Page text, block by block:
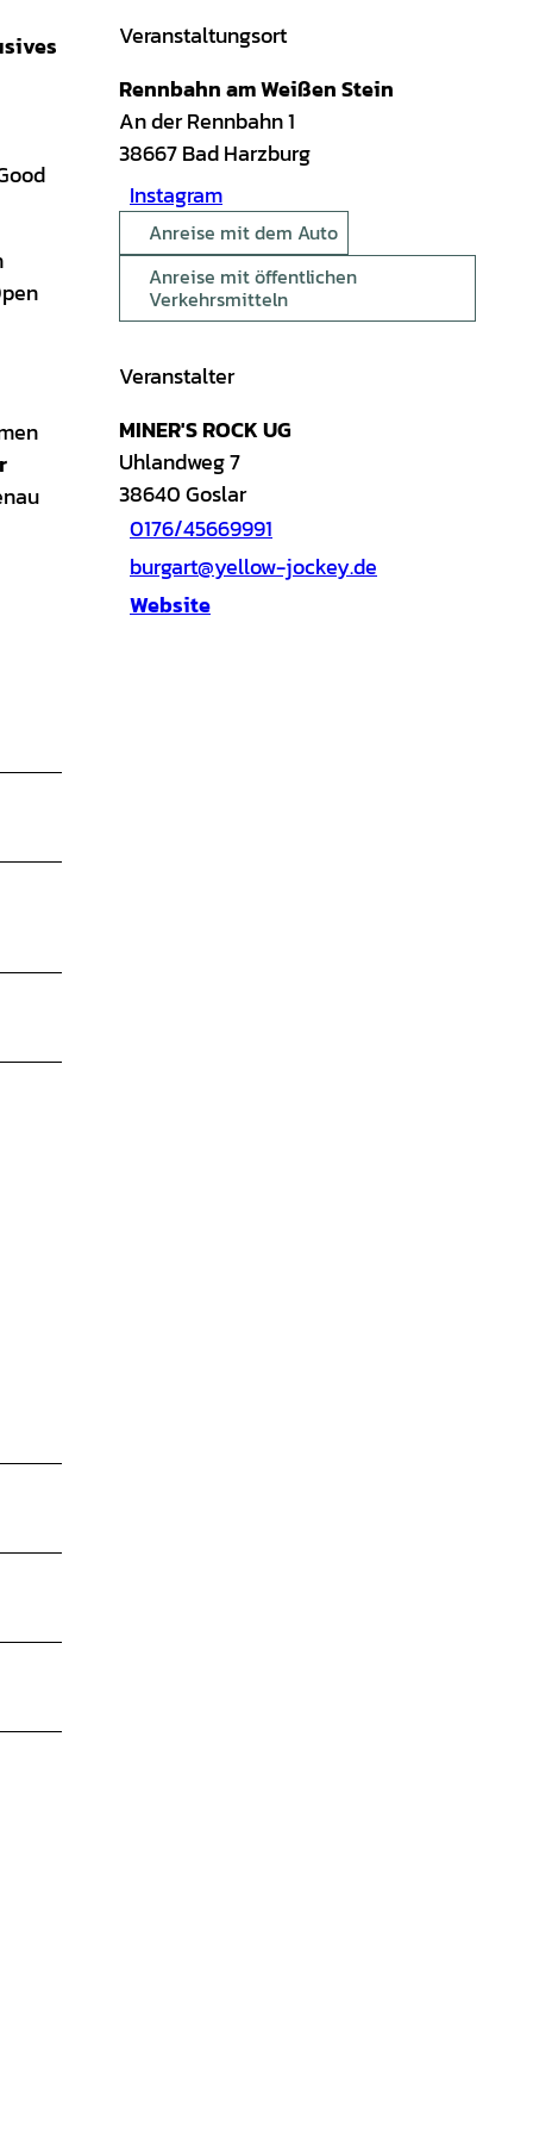
Veranstaltungsort
Rennbahn am Weißen Stein
An der Rennbahn 1
38667Bad Harzburg
Instagram
Anreise mit dem Auto
Anreise mit öffentlichen
Verkehrsmitteln
Veranstalter
MINER'S ROCK UG
Uhlandweg 7
38640Goslar
0176/45669991
burgart@yellow-jockey.de
Website